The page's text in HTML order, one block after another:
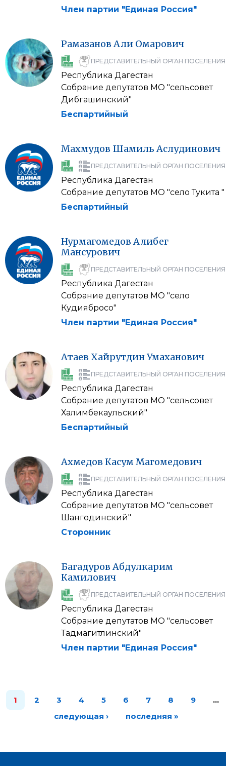
Член партии "Единая Россия"
Рамазанов Али Омарович
ПРЕДСТАВИТЕЛЬНЫЙ ОРГАН ПОСЕЛЕНИЯ
Республика Дагестан
Собрание депутатов МО "сельсовет
Дибгашинский"
Беспартийный
Махмудов Шамиль Аслудинович
ПРЕДСТАВИТЕЛЬНЫЙ ОРГАН ПОСЕЛЕНИЯ
Республика Дагестан
Собрание депутатов МО "село Тукита "
Беспартийный
Нурмагомедов Алибег
Мансурович
ПРЕДСТАВИТЕЛЬНЫЙ ОРГАН ПОСЕЛЕНИЯ
Республика Дагестан
Собрание депутатов МО "село
Кудиябросо"
Член партии "Единая Россия"
Атаев ХайрутдинУмаханович
ПРЕДСТАВИТЕЛЬНЫЙ ОРГАН ПОСЕЛЕНИЯ
Республика Дагестан
Собрание депутатов МО "сельсовет
Халимбекаульский"
Беспартийный
Ахмедов Касум Магомедович
ПРЕДСТАВИТЕЛЬНЫЙ ОРГАН ПОСЕЛЕНИЯ
Республика Дагестан
Собрание депутатов МО "сельсовет
Шангодинский"
Сторонник
Багадуров Абдулкарим
Камилович
ПРЕДСТАВИТЕЛЬНЫЙ ОРГАН ПОСЕЛЕНИЯ
Республика Дагестан
Собрание депутатов МО "сельсовет
Тадмагитлинский"
Член партии "Единая Россия"
1 2 3 4 5 6 7 8 9
…
следующая ›
последняя »